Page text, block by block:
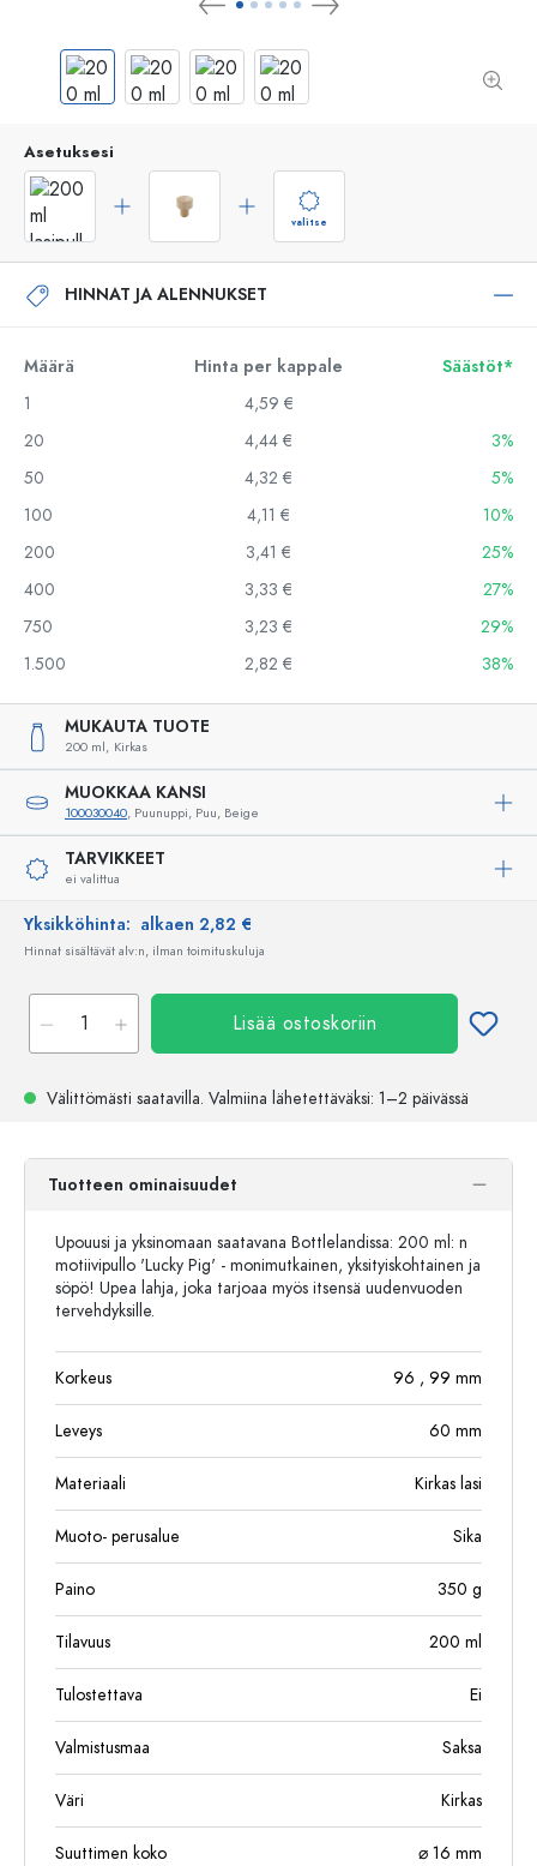
Asetuksesi
valitse
HINNAT JA ALENNUKSET
Määrä Hinta per kappale
Säästöt*
1
4,59 €
20
4,44 €
3%
50
4,32 €
5%
100
4,11 €
10%
200
3,41 €
25%
400
3,33 €
27%
750
3,23 €
29%
1.500
2,82 € 38%
MUKAUTA TUOTE
200 ml, Kirkas
MUOKKAA KANSI
100030040, Puunuppi, Puu, Beige
TARVIKKEET
ei valittua
Yksikköhinta: alkaen 2,82 €
Hinnat sisältävät alv:n, ilman toimituskuluja
Lisää ostoskoriin
Välittömästi saatavilla. Valmiina lähetettäväksi: 1–2 päivässä
Tuotteen ominaisuudet
Upouusi ja yksinomaan saatavana Bottlelandissa: 200 ml: n
motiivipullo 'Lucky Pig' - monimutkainen, yksityiskohtainen ja
söpö! Upea lahja, joka tarjoaa myös itsensä uudenvuoden
tervehdyksille.
Korkeus 96 , 99 mm
Leveys 60 mm
Materiaali Kirkas lasi
Muoto- perusalue Sika
Paino 350 g
Tilavuus 200 ml
Tulostettava Ei
Valmistusmaa Saksa
Väri Kirkas
Suuttimen koko ⌀ 16 mm